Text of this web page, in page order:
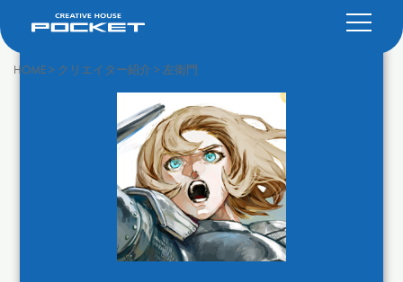
HOME> クリエイター紹介 > 左衛門